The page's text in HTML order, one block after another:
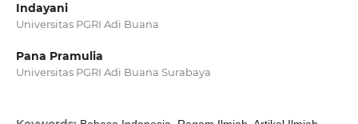
Indayani
Universitas PGRI Adi Buana
Pana Pramulia
Universitas PGRI Adi Buana Surabaya